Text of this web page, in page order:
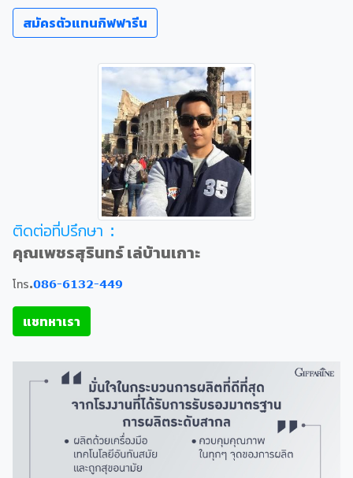
สมัครตัวแทนกิฟฟารีน
ติดต่อที่ปรึกษา :
คุณเพชรสุรินทร์ เล่บ้านเกาะ
โทร.086-6132-449
แชทหาเรา